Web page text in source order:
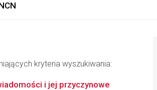
kryteria wyszukiwania:
i jej przyczynowe